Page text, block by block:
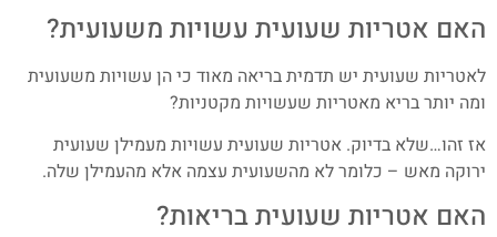
האם אטריות שעועית עשויות משעועית?
לאטריות שעועית יש תדמית בריאה מאוד כי הן עשויות משעועית
ומה יותר בריא מאטריות שעשויות מקטניות?
אז זהו…שלא בדיוק. אטריות שעועית עשויות מעמילן שעועית
ירוקה מאש – כלומר לא מהשעועית עצמה אלא מהעמילן שלה.
האם אטריות שעועית בריאות?